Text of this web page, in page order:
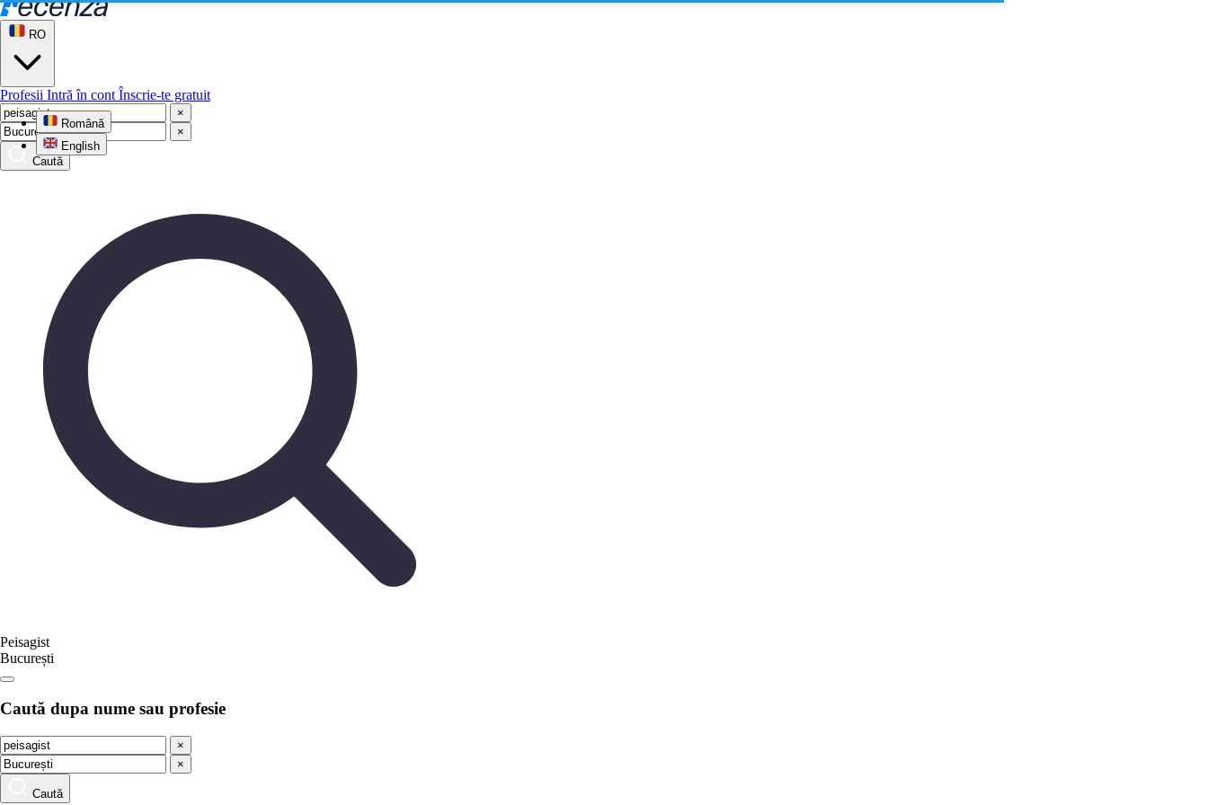
RO
Română
English
Profesii Intră în cont Înscrie-te gratuit
×
×
Caută
Peisagist
București
Caută dupa nume sau profesie
×
×
Caută